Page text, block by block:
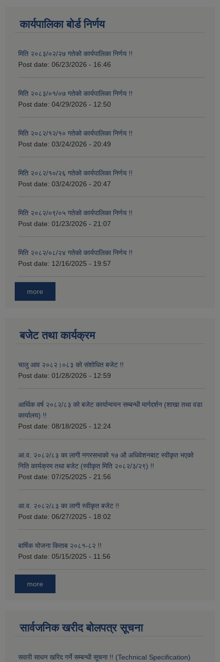
कार्यपालिका बोर्ड निर्णय
मिति २०८३/०२/२७ गतेको कार्यपालिका निर्णय !!
Post date: 06/23/2026 - 16:46
मिति २०८३/०१/०७ गतेको कार्यपालिका निर्णय !!
Post date: 04/29/2026 - 12:50
मिति २०८२/१२/१० गतेको कार्यपालिका निर्णय !!
Post date: 03/24/2026 - 20:49
मिति २०८२/१०/२६ गतेको कार्यपालिका निर्णय !!
Post date: 03/24/2026 - 20:47
मिति २०८२/०९/०५ गतेको कार्यपालिका निर्णय !!
Post date: 01/23/2026 - 21:07
मिति २०८२/०८/२४ गतेको कार्यपालिका निर्णय !!
Post date: 12/16/2025 - 19:57
more
बजेट तथा कार्यक्रम
चालु आव २०८२।०८३ को संशोधित बजेट !!
Post date: 01/28/2026 - 12:59
आर्थिक वर्ष २०८२/८३ को बजेट कार्यान्वयन सम्बन्धी मार्गदर्शन (शाखा तथा वडा
कार्यालय) !!
Post date: 08/18/2025 - 12:24
आ.व. २०८२/८३ का लागी नगरसभाको १७ औ अधिवेशनबाट स्वीकृत भएको
निति कार्यक्रम तथा बजेट (स्वीकृत मिति २०८२/३/२९) !!
Post date: 07/25/2025 - 21:56
आ.व. २०८२/८३ का लागी स्वीकृत बजेट !!
Post date: 06/27/2025 - 18:02
बार्षिक योजना किताब २०८१-८२ !!
Post date: 05/15/2025 - 11:56
more
सार्वजनिक खरीद बोलपत्र सूचना
सवारी साधन खरिद गर्ने सम्बन्धी सूचना !! (Technical Specification)